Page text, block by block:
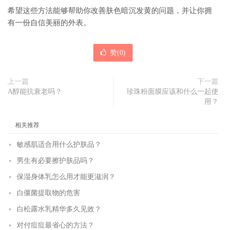
希望这些方法能够帮助你改善肤色暗沉发黄的问题，并让你拥
有一份自信美丽的外表。
赞(0)
上一篇
A醇能抗衰老吗？
下一篇
珍珠粉面膜应该和什么一起使
用？
相关推荐
敏感肌适合用什么护肤品？
男生有必要擦护肤品吗？
保湿身体乳怎么用才能更滋润？
白僵菌提取物的危害
白松露水乳精华多久见效？
对付痘痘最省心的方法？